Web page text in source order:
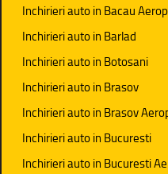
Inchirieri auto in Bacau
Inchirieri auto in Barlad
Inchirieri auto in Botosani
Inchirieri auto in Brasov
Inchirieri auto in Brasov
Inchirieri auto in Bucuresti
Inchirieri auto in Bucuresti